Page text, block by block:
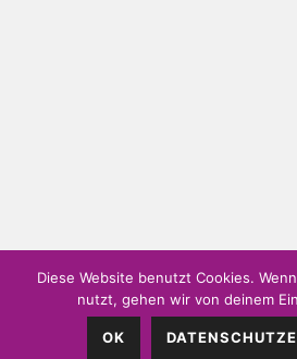
Weitschön 60 • A-6250 Kundl •
Diese Website benutzt Cookies.
nutzt, gehen wir von deinem
OK